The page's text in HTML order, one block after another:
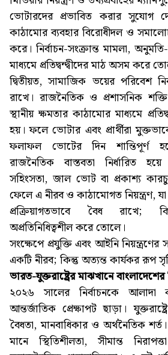
ভোটারদের প্রভাবিত করার সুযোগ
কাঠামোর ব্যবহার বিরোধীদল ও
করে। নির্বাচন-সংক্রান্ত মামলা,
মাধ্যমে প্রতিদ্বন্দ্বীদের মাঠ অসম করে
দ্বিতীয়ত, সামাজিক ভয়ের পরিবেশ
রাখে। রাজনৈতিক ও প্রশাসনিক
স্থানীয় ক্ষমতার কাঠামোর মাধ্যমে
হয়। ফলে ভোটার এবং প্রার্থীরা
ফলাফল ভোটের দিন শান্তিপূর্ণ
রাজনৈতিক বাস্তবতা নির্ধারিত হয়ে
সহিংসতা, জাল ভোট বা প্রকাশ্য
ফেলে এ নীরব ও কাঠামোগত নিয়ন্ত্রণ,
প্রক্রিয়াগতভাবে বৈধ রাখে;
অপ্রতিনিধিত্বশীল করে তোলে।
সংক্ষেপে প্রযুক্তি এবং আইনি নিয়ন্ত্রণের
একটি নীরব; কিন্তু অত্যন্ত কার্যকর রূপ
ভারত-যুক্তরাষ্ট্রের মাঝখানে বাংলাদেশের
২০২৬ সালের নির্বাচনকে
আন্তর্জাতিক প্রেক্ষাপট ছাড়া।
বৈধতা, মানবাধিকার ও অর্থনৈতিক
মানে স্থিতিশীলতা, সীমান্ত